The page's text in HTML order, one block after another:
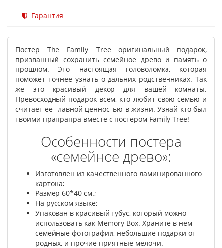
Гарантия
Постер The Family Tree оригинальный подарок,
призванный сохранить семейное древо и память о
прошлом. Это настоящая головоломка, которая
поможет точнее узнать о дальних родственниках. Так
же это красивый декор для вашей комнаты.
Превосходный подарок всем, кто любит свою семью и
считает ее главной ценностью в жизни. Узнай кто был
твоими прапрапра вместе с постером Family Tree!
Особенности постера
«семейное древо»:
Изготовлен из качественного ламинированного
картона;
Размер 60*40 см.;
На русском языке;
Упакован в красивый тубус, который можно
использовать как Memory Box. Храните в нем
семейные фотографии, небольшие подарки от
родных, и прочие приятные мелочи.